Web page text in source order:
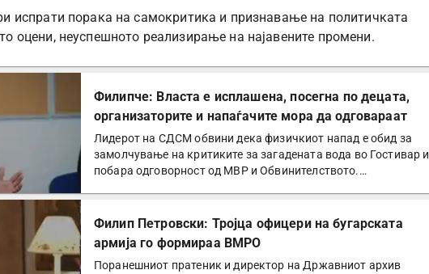
испрати порака на самокритика и признавање на политичката
оцени, неуспешното реализирање на најавените промени.
Филипче: Власта е исплашена, посегна по децата,
организаторите и напаѓачите мора да одговараат
Лидерот на СДСМ обвини дека физичкиот напад е обид за
замолчување на критиките за загадената вода во Гостивар и
побара одговорност од МВР и Обвинителството.
Филип Петровски: Тројца офицери на бугарската
армија го формираа ВМРО
Поранешниот пратеник и директор на Државниот архив